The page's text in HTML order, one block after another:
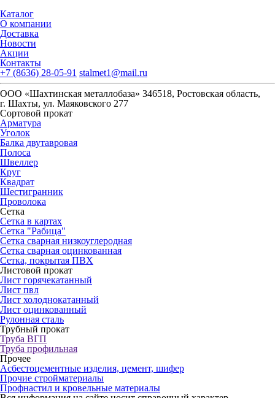
Каталог
О компании
Доставка
Новости
Акции
Контакты
+7 (8636) 28-05-91 stalmet1@mail.ru
ООО «Шахтинская металлобаза» 346518, Ростовская область,
г. Шахты, ул. Маяковского 277
Сортовой прокат
Арматура
Уголок
Балка двутавровая
Полоса
Швеллер
Круг
Квадрат
Шестигранник
Проволока
Сетка
Сетка в картах
Сетка "Рабица"
Сетка сварная низкоуглеродная
Сетка сварная оцинкованная
Сетка, покрытая ПВХ
Листовой прокат
Лист горячекатанный
Лист пвл
Лист холоднокатанный
Лист оцинкованный
Рулонная сталь
Трубный прокат
Труба ВГП
Труба профильная
Прочее
Асбестоцементные изделия, цемент, шифер
Прочие стройматериалы
Профнастил и кровельные материалы